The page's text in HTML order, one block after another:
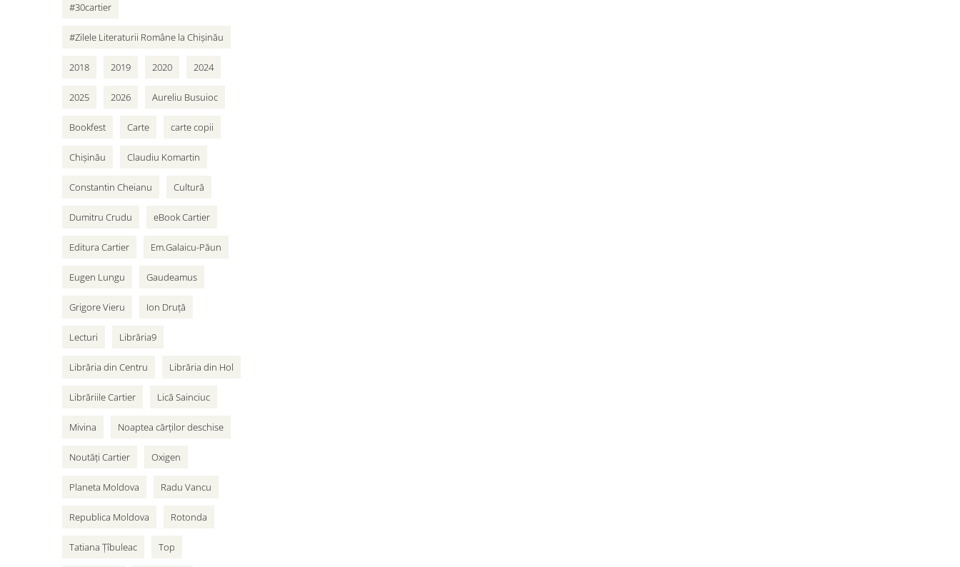
#30cartier
#Zilele Literaturii Române la Chișinău
2018 2019 2020 2024
2025 2026 Aureliu Busuioc
Bookfest Carte carte copii
Chișinău Claudiu Komartin
Constantin Cheianu Cultură
Dumitru Crudu eBook Cartier
Editura Cartier Em.Galaicu-Păun
Eugen Lungu Gaudeamus
Grigore Vieru Ion Druță
Lecturi Librăria9
Librăria din Centru Librăria din Hol
Librăriile Cartier Lică Sainciuc
Mivina Noaptea cărților deschise
Noutăți Cartier Oxigen
Planeta Moldova Radu Vancu
Republica Moldova Rotonda
Tatiana Țîbuleac Top